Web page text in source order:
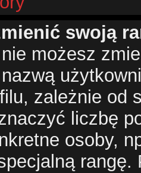
swoją
możesz
zależnie od
liczbę
osoby,